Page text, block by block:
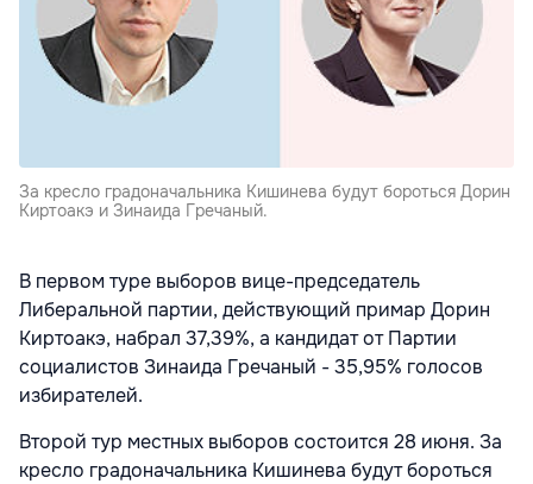
За кресло градоначальника Кишинева будут бороться Дорин
Киртоакэ и Зинаида Гречаный.
В первом туре выборов вице-председатель
Либеральной партии, действующий примар Дорин
Киртоакэ, набрал 37,39%, а кандидат от Партии
социалистов Зинаида Гречаный - 35,95% голосов
избирателей.
Второй тур местных выборов состоится 28 июня. За
кресло градоначальника Кишинева будут бороться